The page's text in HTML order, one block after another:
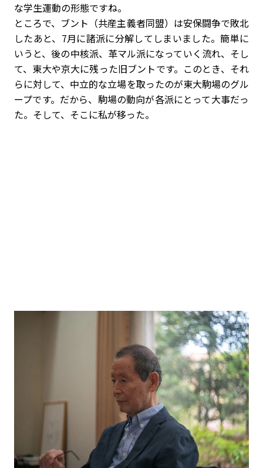
な学生運動の形態ですね。
ところで、ブント（共産主義者同盟）は安保闘争で敗北
したあと、7月に諸派に分解してしまいました。簡単に
いうと、後の中核派、革マル派になっていく流れ、そし
て、東大や京大に残った旧ブントです。このとき、それ
らに対して、中立的な立場を取ったのが東大駒場のグル
ープです。だから、駒場の動向が各派にとって大事だっ
た。そして、そこに私が移った。